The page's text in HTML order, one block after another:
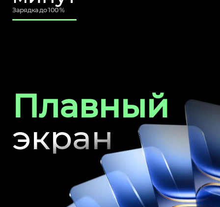
Зарядка до 100 %
Плавный
экран